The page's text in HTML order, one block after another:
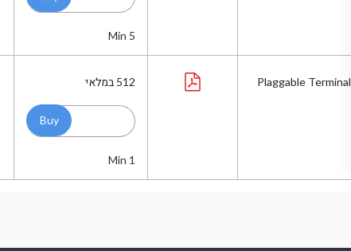
Min 5
Plaggable Terminal
512 במלאי
Min 1